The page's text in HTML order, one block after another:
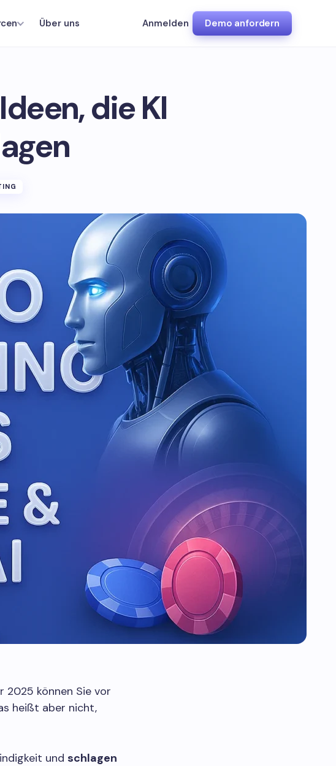
Über uns Anmelden Demo anfordern
die KI
2025 können Sie vor
heißt aber nicht,
und schlagen